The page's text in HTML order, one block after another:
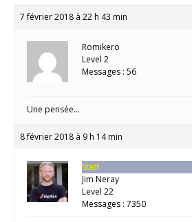
7 février 2018 à 22 h 43 min
Romikero
Level 2
Messages : 56
Une pensée…
8 février 2018 à 9 h 14 min
Staff
Jim Neray
Level 22
Messages : 7350